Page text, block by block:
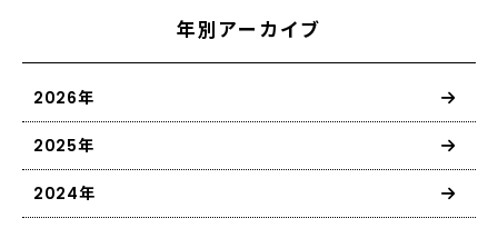
年別アーカイブ
2026年
2025年
2024年